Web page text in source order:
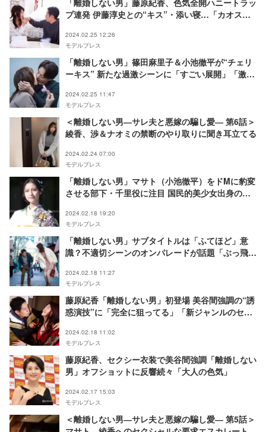
「離婚しない男」藤原紀香、色気全開ハニートラッ
プ連発 伊藤淳史との“キス”・添い寝…「カオス展
2024.02.25 12:26
モデルプレス
「離婚しない男」篠田麻里子＆小池徹平が“チェリ
ーキス” 新たな過激シーンに「すごい展開」「激し
2024.02.25 11:47
モデルプレス
＜離婚しない男―サレ夫と悪嫁の騙し愛― 第6話＞
綾香、渉＆ナオミの禁断のやり取りに聞き耳立てる
2024.02.24 07:00
モデルプレス
「離婚しない男」マサト（小池徹平）をドMに豹変
させる部下・千里役に注目 国民的美少女出身の玉
2024.02.18 19:20
モデルプレス
「離婚しない男」サブタイトルは「ふてほど」意
識？不適切シーンのオンパレードが話題「ぶっ飛ん
2024.02.18 11:27
モデルプレス
藤原紀香「離婚しない男」初登場 美谷間強調の“誘
惑演技”に「完全に狙ってる」「新ジャンルのセク
2024.02.18 11:02
モデルプレス
藤原紀香、セクシー衣装で美谷間強調「離婚しない
男」オフショットに反響続々「大人の色気」
2024.02.17 15:03
モデルプレス
＜離婚しない男―サレ夫と悪嫁の騙し愛― 第5話＞